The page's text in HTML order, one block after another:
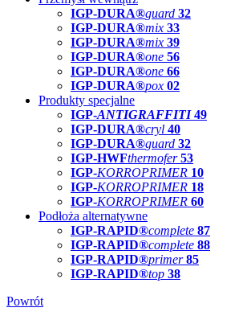
IGP-DURA®guard 32
IGP-DURA®mix 33
IGP-DURA®mix 39
IGP-DURA®one 56
IGP-DURA®one 66
IGP-DURA®pox 02
Produkty specjalne
IGP-ANTIGRAFFITI49
IGP-DURA®cryl 40
IGP-DURA®guard 32
IGP-HWFthermofer 53
IGP-KORROPRIMER 10
IGP-KORROPRIMER 18
IGP-KORROPRIMER 60
Podłoża alternatywne
IGP-RAPID®complete 87
IGP-RAPID®complete 88
IGP-RAPID®primer 85
IGP-RAPID®top 38
Powrót